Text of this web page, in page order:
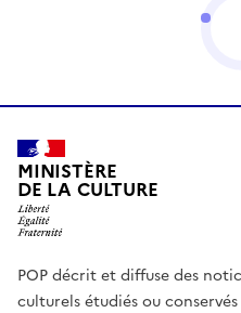
MINISTÈRE
DE LA CULTURE
POP décrit et diffuse des
culturels étudiés ou